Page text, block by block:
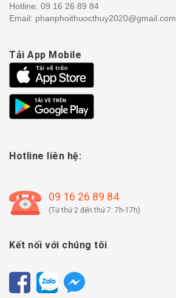
Hotline: 09 16 26 89 84
Email: phanphoithuocthuy2020@gmail.com
Tải App Mobile
Hotline liên hệ:
09 16 26 89 84
(Từ thứ 2 đến thứ 7: 7h-17h)
Kết nối với chúng tôi